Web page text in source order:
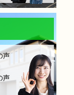
ければい
漏れをし
はりそれ
りますが、
、妥当な
安心と信
業者を選
この度凄
声
声